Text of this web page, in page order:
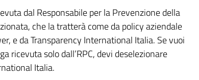
dal Responsabile per la Prevenzione della
che la tratterà come da policy aziendale
e da Transparency International Italia. Se vuoi
ricevuta solo dall’RPC, devi deselezionare
Italia.